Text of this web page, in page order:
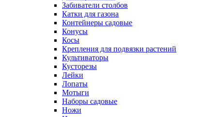
Забиватели столбов
Катки для газона
Контейнеры садовые
Конусы
Косы
Крепления для подвязки растений
Культиваторы
Кусторезы
Лейки
Лопаты
Мотыги
Наборы садовые
Ножи